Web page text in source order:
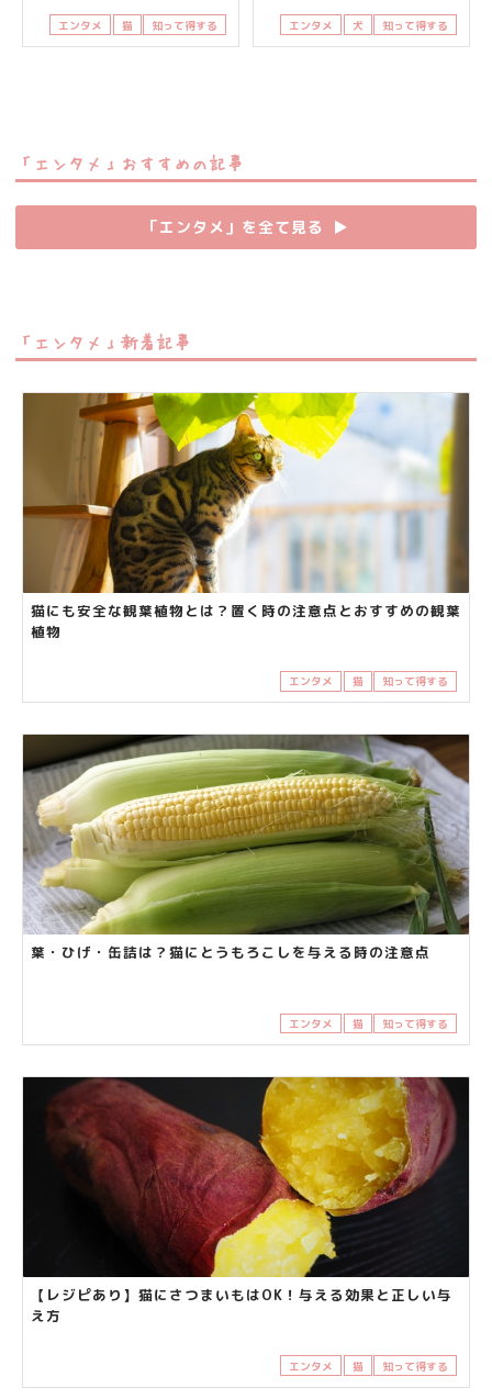
エンタメ 猫 知って得する エンタメ 犬 知って得する
「エンタメ」おすすめの記事
「エンタメ」を全て見る ▶︎
「エンタメ」新着記事
猫にも安全な観葉植物とは？置く時の注意点とおすすめの観葉
植物
エンタメ 猫 知って得する
葉・ひげ・缶詰は？猫にとうもろこしを与える時の注意点
エンタメ 猫 知って得する
【レジピあり】猫にさつまいもはOK！与える効果と正しい与
え方
エンタメ 猫 知って得する